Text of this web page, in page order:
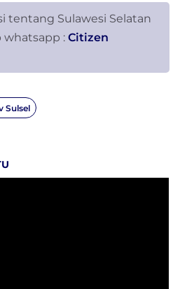
tentang Sulawesi Selatan
: Citizen
Sulsel